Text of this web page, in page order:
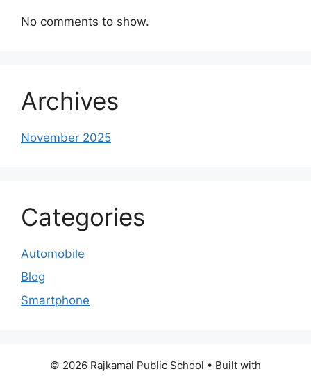
No comments to show.
Archives
November 2025
Categories
Automobile
Blog
Smartphone
© 2026 Rajkamal Public School • Built with